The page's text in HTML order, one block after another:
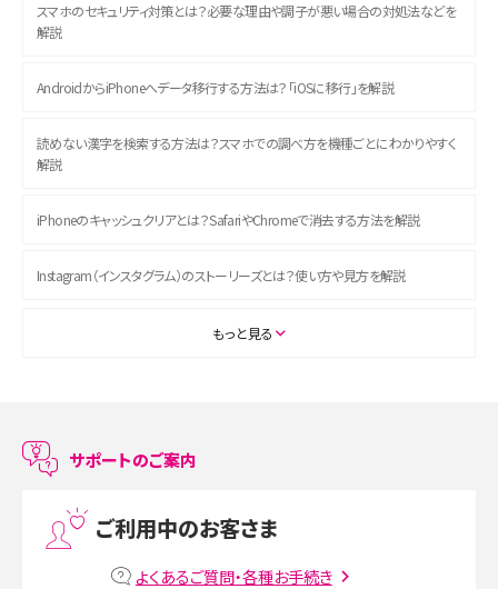
スマホのセキュリティ対策とは？必要な理由や調子が悪い場合の対処法などを
解説
AndroidからiPhoneへデータ移行する方法は？「iOSに移行」を解説
読めない漢字を検索する方法は？スマホでの調べ方を機種ごとにわかりやすく
解説
iPhoneのキャッシュクリアとは？SafariやChromeで消去する方法を解説
Instagram（インスタグラム）のストーリーズとは？使い方や見方を解説
ASMRとは？初心者向けの代表ジャンルや楽しみ方を解説
LINEで友だちを削除する方法は？方法ごとの影響や復活・復元する方法も解説
MNOとは？MVNOやMVNEとの違いやメリット・デメリットを解説
もっと見る
サポートのご案内
ご利用中のお客さま
よくあるご質問・各種お手続き